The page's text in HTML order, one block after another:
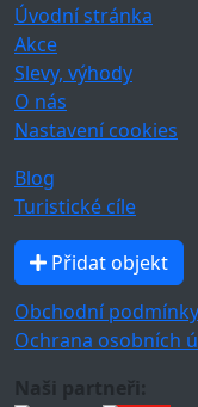
Úvodní stránka
Akce
Slevy, výhody
O nás
Nastavení cookies
Blog
Turistické cíle
Přidat objekt
Obchodní podmínky
Ochrana osobních
Naši partneři: